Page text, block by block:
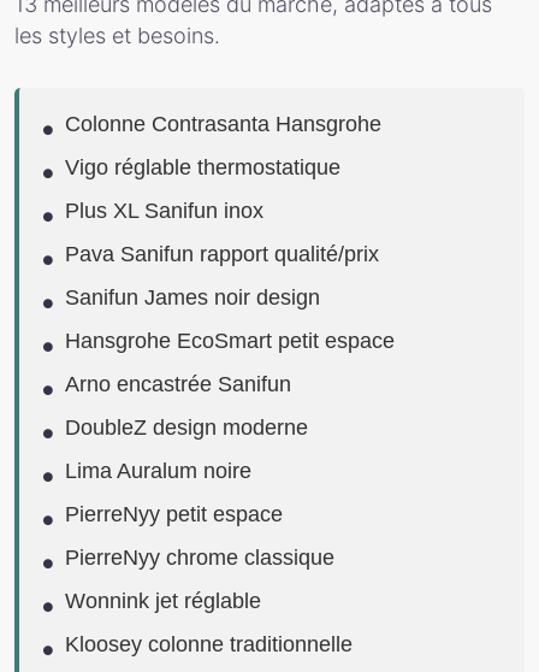
les styles et besoins.
Colonne Contrasanta Hansgrohe
Vigo réglable thermostatique
Plus XL Sanifun inox
Pava Sanifun rapport qualité/prix
Sanifun James noir design
Hansgrohe EcoSmart petit espace
Arno encastrée Sanifun
DoubleZ design moderne
Lima Auralum noire
PierreNyy petit espace
PierreNyy chrome classique
Wonnink jet réglable
Kloosey colonne traditionnelle